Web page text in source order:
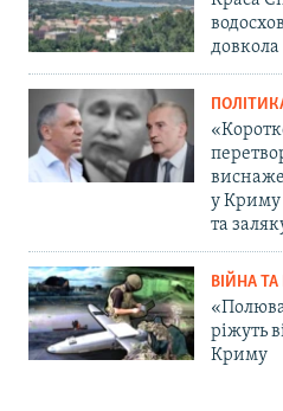
довкола
у Криму
та
ВІЙНА
ріжуть
Криму